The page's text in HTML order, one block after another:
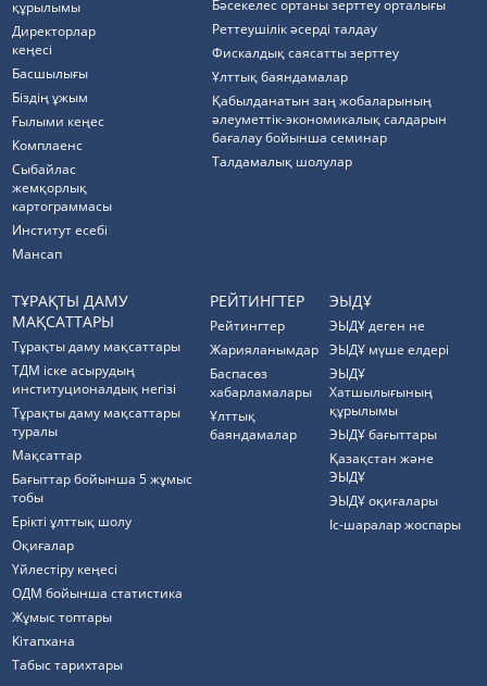
құрылымы
Директорлар
кеңесі
Басшылығы
Біздің ұжым
Ғылыми кеңес
Комплаенс
Cыбайлас
жемқорлық
картограммасы
Институт есебі
Мансап
Бәсекелес ортаны зерттеу орталығы
Реттеушілік әсерді талдау
Фискалдық саясатты зерттеу
Ұлттық баяндамалар
Қабылданатын заң жобаларының
әлеуметтік-экономикалық салдарын
бағалау бойынша семинар
Талдамалық шолулар
ТҰРАҚТЫ ДАМУ
МАҚСАТТАРЫ
Тұрақты даму мақсаттары
ТДМ іске асырудың
институционалдық негізі
Тұрақты даму мақсаттары
туралы
Мақсаттар
Бағыттар бойынша 5 жұмыс
тобы
Ерікті ұлттық шолу
Оқиғалар
Үйлестіру кеңесі
ОДМ бойынша статистика
Жұмыс топтары
Кітапхана
Табыс тарихтары
РЕЙТИНГТЕР
Рейтингтер
Жарияланымдар
Баспасөз
хабарламалары
Ұлттық
баяндамалар
ЭЫДҰ
ЭЫДҰ деген не
ЭЫДҰ мүше елдері
ЭЫДҰ
Хатшылығының
құрылымы
ЭЫДҰ бағыттары
Қазақстан және
ЭЫДҰ
ЭЫДҰ оқиғалары
Іс-шаралар жоспары